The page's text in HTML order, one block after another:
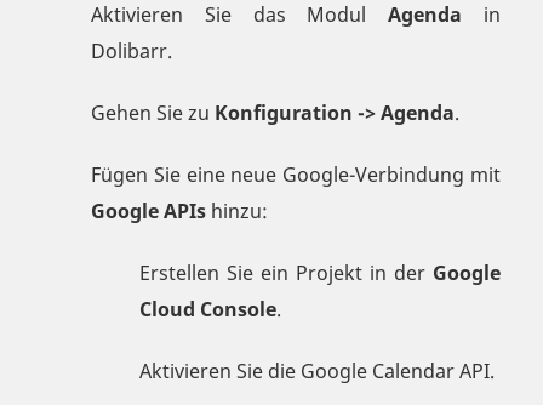
Aktivieren Sie das ModulAgenda in
Dolibarr.
Gehen Sie zu Konfiguration -> Agenda.
Fügen Sie eine neue Google-Verbindung mit
Google APIs hinzu:
Erstellen Sie ein Projekt in der Google
Cloud Console.
Aktivieren Sie die Google Calendar API.